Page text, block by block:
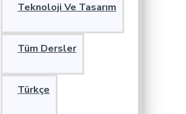
Teknoloji Ve Tasarım
Tüm Dersler
Türkçe